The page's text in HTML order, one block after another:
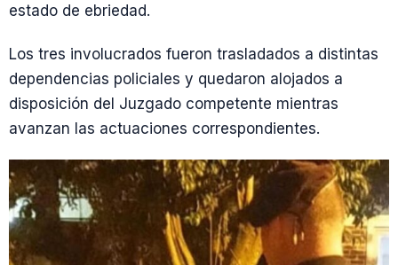
estado de ebriedad.
Los tres involucrados fueron trasladados a distintas
dependencias policiales y quedaron alojados a
disposición del Juzgado competente mientras
avanzan las actuaciones correspondientes.